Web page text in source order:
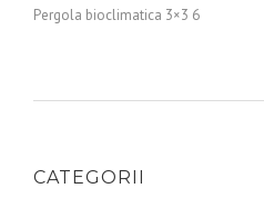
Pergola bioclimatica 3×3 6
CATEGORII